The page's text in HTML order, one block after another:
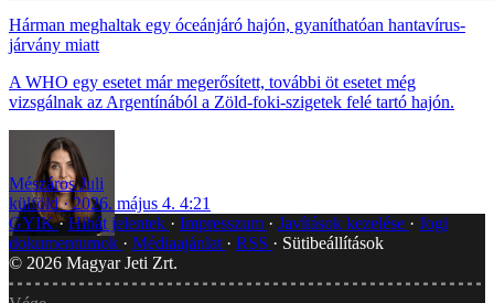
Hárman meghaltak egy óceánjáró hajón, gyaníthatóan hantavírus-
járvány miatt
A WHO egy esetet már megerősített, további öt esetet még
vizsgálnak az Argentínából a Zöld-foki-szigetek felé tartó hajón.
Mészáros Juli
külföld
2026. május 4. 4:21
GYIK Hibát jelentek Impresszum Javítások kezelése
Jogi
dokumentumok
Médiaajánlat RSS
Sütibeállítások
© 2026 Magyar Jeti Zrt.